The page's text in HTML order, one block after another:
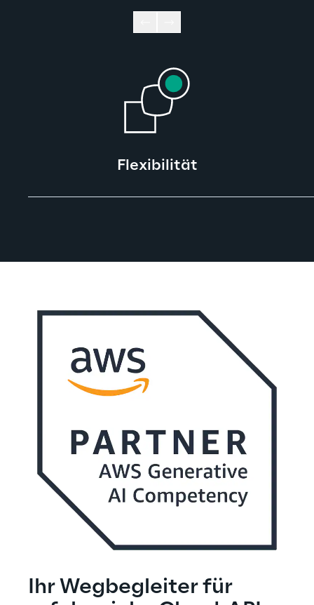
Flexibilität
Ihr Wegbegleiter für